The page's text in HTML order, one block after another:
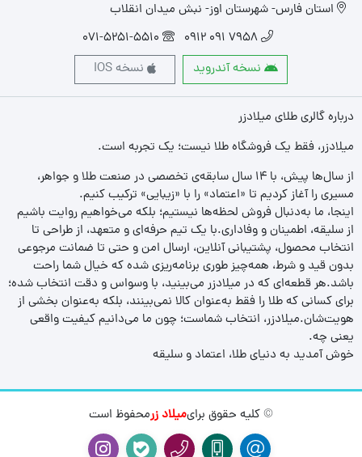
استان فارس- شهرستان اوز- نبش میدان انقلاب
7958 091 0912
071-5251-5510
نسخه آندروید
نسخه IOS
درباره گالری طلای میلادزر
میلادزر، فقط یک فروشگاه طلا نیست؛ یک تجربه‌ است.
از سال‌ها پیش، با ۱۴ سال سابقه‌ی تخصصی در صنعت طلا و جواهر،
مسیری را آغاز کردیم تا «اعتماد» را با «زیبایی» ترکیب کنیم.
اینجا، ما به‌دنبال فروش لحظه‌ها نیستیم؛ بلکه می‌خواهیم روایت باشیم
از سلیقه، اطمینان و وفاداری.با یک تیم حرفه‌ای و متعهد، از طراحی تا
انتخاب محصول، پشتیبانی آنلاین، ارسال امن و حتی تا ضمانت مرجوعی
بدون قید و شرط، همه‌چیز طوری برنامه‌ریزی شده که خیال شما راحت
باشد.هر قطعه‌ای که در میلادزر می‌بینید، با وسواس و دقت انتخاب شده؛
برای کسانی که طلا را فقط به‌عنوان کالا نمی‌بینند، بلکه به‌عنوان بخشی از
هویت‌شان.میلادزر، انتخاب شماست؛ چون ما می‌دانیم کیفیت واقعی
یعنی چه.
خوش آمدید به دنیای طلا، اعتماد و سلیقه
© کلیه حقوق برایمیلاد زرمحفوظ است